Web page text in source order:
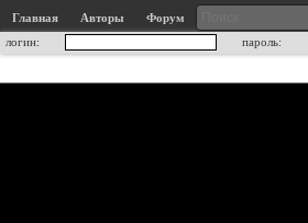
Главная Авторы
Форум
логин:
пароль: